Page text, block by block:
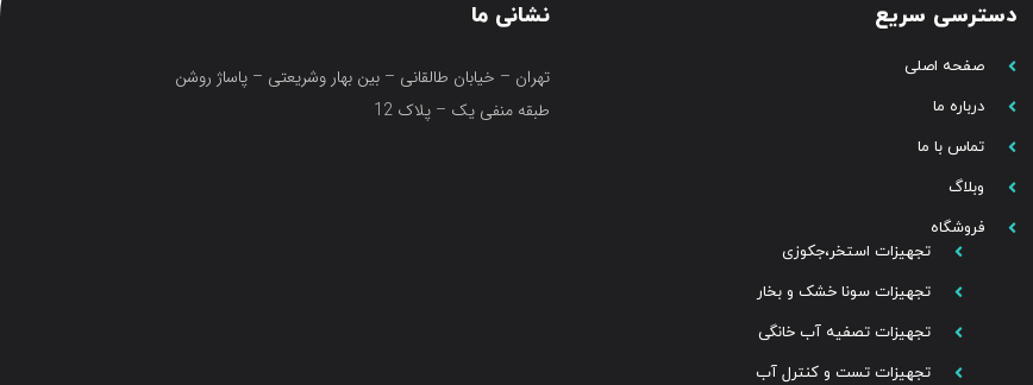
دسترسی سریع
صفحه اصلی
درباره ما
تماس با ما
وبلاگ
فروشگاه
تجهیزات استخر،جکوزی
تجهیزات سونا خشک و بخار
تجهیزات تصفیه آب خانگی
تجهیزات تست و کنترل آب
نشانی ما
تهران – خیابان طالقانی – بین بهار وشریعتی – پاساژ روشن
طبقه منفی یک – پلاک 12